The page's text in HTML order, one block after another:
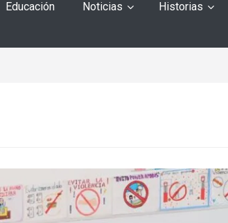
Educación Noticias Historias